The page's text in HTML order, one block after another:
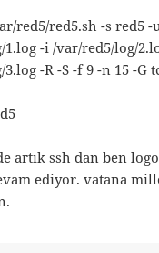
red5/red5.sh -s red5 -
-i /var/red5/log/
-R -S -f 9 -n 15 -G
artık ssh dan ben
ediyor. vatana